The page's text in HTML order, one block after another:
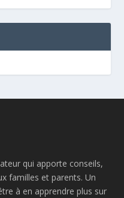
qui apporte conseils,
familles et parents. Un
à en apprendre plus sur